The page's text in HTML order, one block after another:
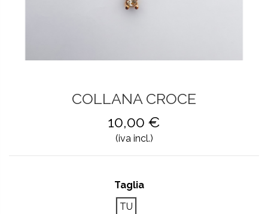
COLLANA CROCE
10,00 €
(iva incl.)
Taglia
TU